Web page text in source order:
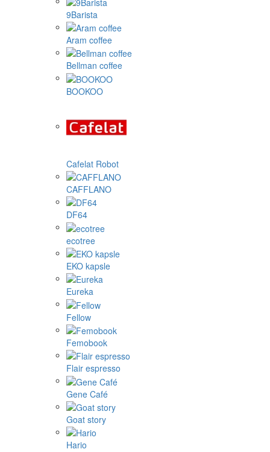
9Barista
Aram coffee
Bellman coffee
BOOKOO
Cafelat Robot
CAFFLANO
DF64
ecotree
EKO kapsle
Eureka
Fellow
Femobook
Flair espresso
Gene Café
Goat story
Hario